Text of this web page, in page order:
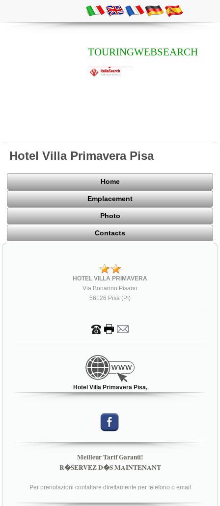
TOURINGWEBSEARCH
Hotel Villa Primavera Pisa
Home
Emplacement
Photo
Contacts
HOTEL VILLA PRIMAVERA
Via Bonanno Pisano
56126 Pisa (PI)
Hotel Villa Primavera Pisa,
Meilleur Tarif Garanti!
R�SERVEZ D�S MAINTENANT
Per prenotazioni contattare direttamente per telefono o email